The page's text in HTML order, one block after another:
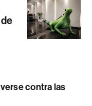
contra las